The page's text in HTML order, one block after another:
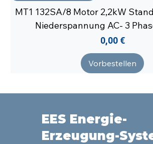
MT1 132SA/8 Motor 2,2kW
Niederspannung AC- 3
Preis
0,00 €
Vorbestellen
EES Energie-
Erzeugung-